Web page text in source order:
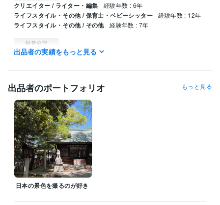
クリエイター / ライター・編集 経験年数 : 6年
ライフスタイル・その他 / 保育士・ベビーシッター 経験年数 : 12年
ライフスタイル・その他 / その他 経験年数 : 7年
得意分野
悩み相談・カウンセリング 恋愛から子育て
音楽制作・ナレーション 声のお仕事
語学力
出品者の実績をもっと見る
出品者のポートフォリオ もっと見る
日本の景色を撮るのが好き